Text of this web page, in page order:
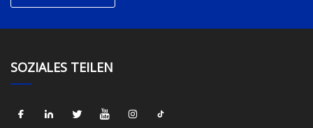
SOZIALES TEILEN